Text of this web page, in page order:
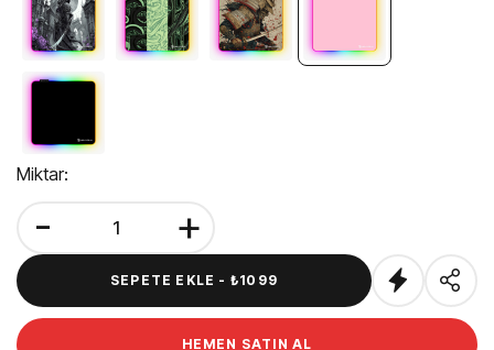
Miktar:
- +
SEPETE EKLE - ₺1099
HEMEN SATIN AL